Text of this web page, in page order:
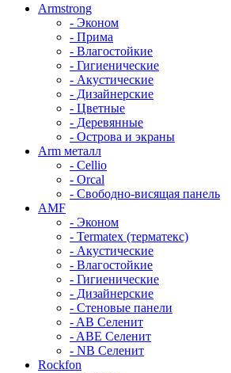
Armstrong
- Эконом
- Прима
- Влагостойкие
- Гигиенические
- Акустические
- Дизайнерские
- Цветные
- Деревянные
- Острова и экраны
Arm металл
- Cellio
- Orcal
- Свободно-висящая панель
AMF
- Эконом
- Termatex (терматекс)
- Акустические
- Влагостойкие
- Гигиенические
- Дизайнерские
- Стеновые панели
- AB Селенит
- ABE Селенит
- NB Селенит
Rockfon